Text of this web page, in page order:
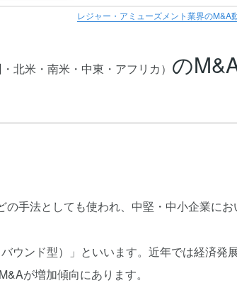
レジャー・アミューズメント業界のM&A
北米・南米・中東・アフリカ） の
手法としても使われ、中堅・中小企業にお
ウンド型）」といいます。近年では経済発
が増加傾向にあります。